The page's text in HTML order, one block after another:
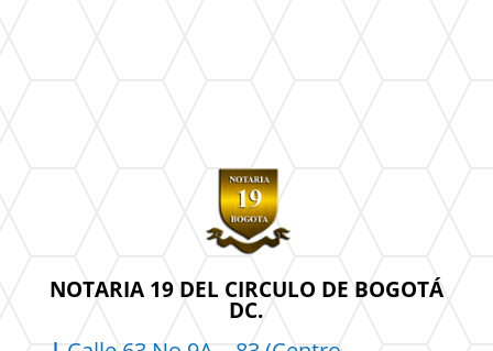
NOTARIA 19 DEL CIRCULO DE BOGOTÁ
DC.